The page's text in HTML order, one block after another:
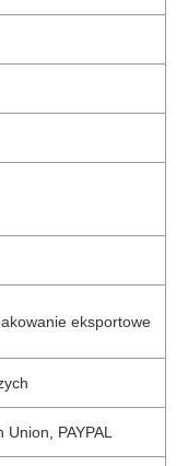
eksportowe
Union, PAYPAL